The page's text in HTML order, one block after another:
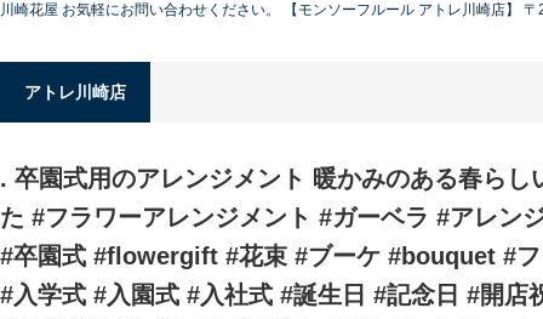
川崎花屋 お気軽にお問い合わせください。 【モンソーフルール アトレ川崎店】
アトレ川崎店
. 卒園式用のアレンジメント 暖かみのある春らし
た️ #フラワーアレンジメント #ガーベラ #アレン
#卒園式 #flowergift #花束 #ブーケ #bouquet #
#入学式 #入園式 #入社式 #誕生日 #記念日 #開店